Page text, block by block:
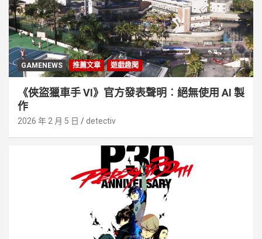
GAMENEWS 推薦文章 遊戲趣聞
《俠盜獵車手 VI》官方發表聲明︰絕無使用 AI 製
作
2026 年 2 月 5 日 detectiv